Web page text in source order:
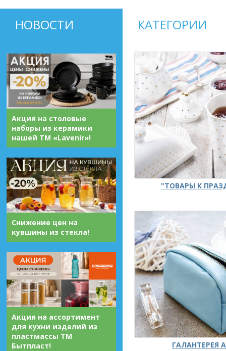
НОВОСТИ
Акция на столовые
наборы из керамики
нашей ТМ «Lavenir»!
Снижение цен на
кувшины из стекла!
Акция на ассортимент
для кухни изделий из
пластмассы ТМ
Бытпласт!
КАТЕГОРИИ
"ТОВАРЫ К
ГАЛАНТЕРЕЯ